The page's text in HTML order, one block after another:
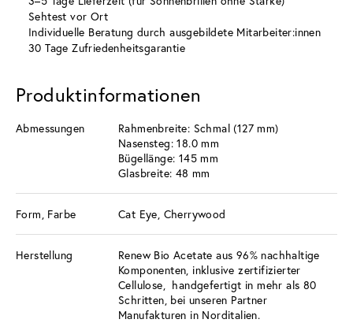
Sehtest vor Ort
Individuelle Beratung durch ausgebildete Mitarbeiter:innen
30 Tage Zufriedenheitsgarantie
Produktinformationen
Abmessungen
Rahmenbreite: Schmal (127 mm)
Nasensteg: 18.0 mm
Bügellänge: 145 mm
Glasbreite: 48 mm
Form, Farbe Cat Eye, Cherrywood
Herstellung
Renew Bio Acetate aus 96% nachhaltige
Komponenten, inklusive zertifizierter
Cellulose, handgefertigt in mehr als 80
Schritten, bei unseren Partner
Manufakturen in Norditalien.